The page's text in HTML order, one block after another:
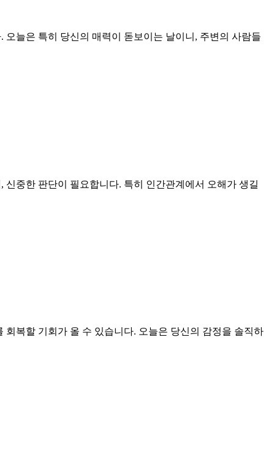
늘은 특히 당신의 매력이 돋보이는 날이니, 주변의 사람들
중한 판단이 필요합니다. 특히 인간관계에서 오해가 생길
복할 기회가 올 수 있습니다. 오늘은 당신의 감정을 솔직하